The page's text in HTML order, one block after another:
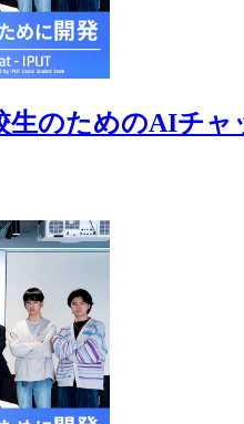
生のためのAIチャ